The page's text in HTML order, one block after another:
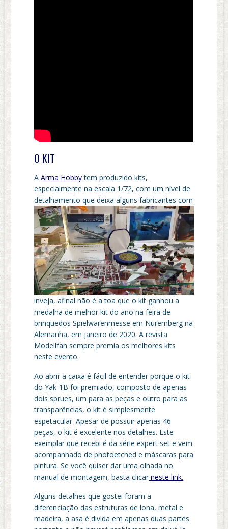
O KIT
AArma Hobbytem produzido kits,
especialmente na escala 1/72, com um nível de
detalhamento que deixa alguns fabricantes com
inveja, afinal não é a toa que o kit ganhou a
medalha de melhor kit do ano na feira de
brinquedos Spielwarenmesse em Nuremberg na
Alemanha, em janeiro de 2020. A revista
Modellfan sempre premia os melhores kits
neste evento.
Ao abrir a caixa é fácil de entender porque o kit
do Yak-1B foi premiado, composto de apenas
dois sprues, um para as peças e outro para as
transparências, o kit é simplesmente
espetacular. Apesar de possuir apenas 46
peças, o kit é excelente nos detalhes. Este
exemplar que recebi é da série expert set e vem
acompanhado de photoetched e máscaras para
pintura. Se você quiser dar uma olhada no
manual de montagem, basta clicar neste link.
Alguns detalhes que gostei foram a
diferenciação das estruturas de lona, metal e
madeira, a asa é divida em apenas duas partes